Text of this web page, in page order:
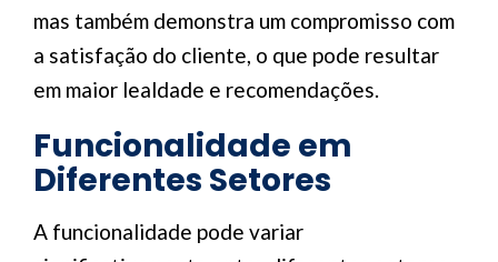
mas também demonstra um compromisso com
a satisfação do cliente, o que pode resultar
em maior lealdade e recomendações.
Funcionalidade em
Diferentes Setores
A funcionalidade pode variar